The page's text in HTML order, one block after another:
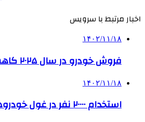
اخبار مرتبط با سرویس
۱۴۰۲/۱۱/۱۸
فروش خودرو در سال ۲۰۲۵ کاهش می‌یابد
۱۴۰۲/۱۱/۱۸
استخدام ۲۰۰۰۰ نفر در غول خودروهای برقی چینی